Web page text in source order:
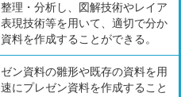
理・分析し、図解技術やレイア
現技術等を用いて、適切で分か
料を作成することができる。
ン資料の雛形や既存の資料を用
にプレゼン資料を作成すること